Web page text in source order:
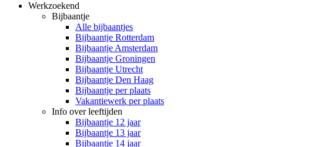
Werkzoekend
Bijbaantje
Alle bijbaantjes
Bijbaantje Rotterdam
Bijbaantje Amsterdam
Bijbaantje Groningen
Bijbaantje Utrecht
Bijbaantje Den Haag
Bijbaantje per plaats
Vakantiewerk per plaats
Info over leeftijden
Bijbaantje 12 jaar
Bijbaantje 13 jaar
Bijbaantje 14 jaar